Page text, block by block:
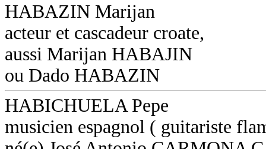
HABAZIN Marijan
acteur et cascadeur croate,
aussi Marijan HABAJIN
ou Dado HABAZIN
HABICHUELA Pepe
musicien espagnol ( guitariste